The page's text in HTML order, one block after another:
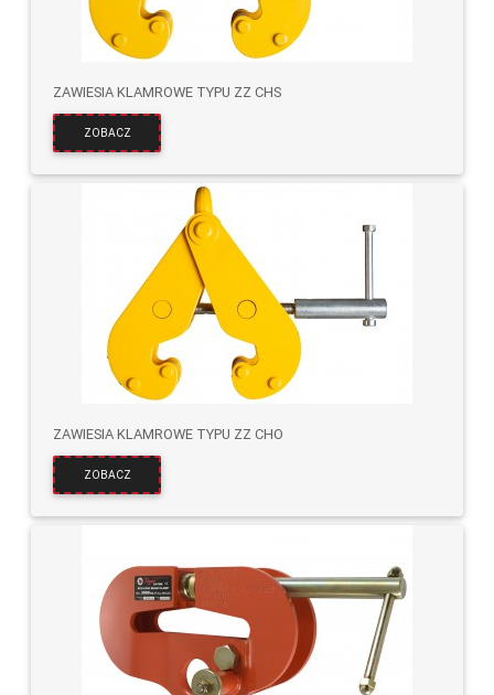
ZAWIESIA KLAMROWE TYPU ZZ CHS
ZOBACZ
ZAWIESIA KLAMROWE TYPU ZZ CHO
ZOBACZ